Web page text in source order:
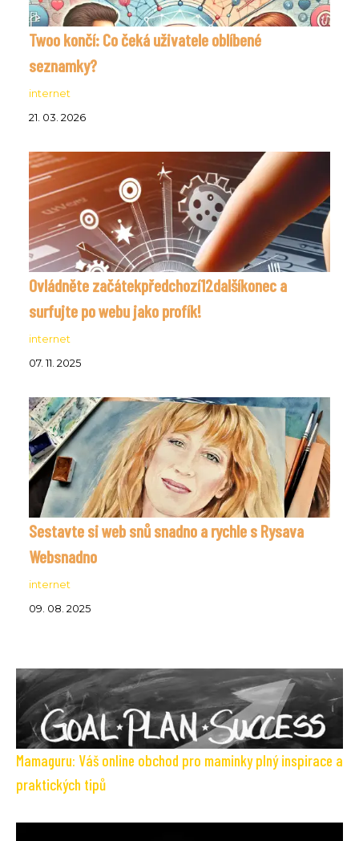
Twoo končí: Co čeká uživatele oblíbené
seznamky?
internet
21. 03. 2026
Ovládněte začátekpředchozí12dalšíkonec a
surfujte po webu jako profík!
internet
07. 11. 2025
Sestavte si web snů snadno a rychle s Rysava
Websnadno
internet
09. 08. 2025
Mamaguru: Váš online obchod pro maminky plný inspirace a
praktických tipů